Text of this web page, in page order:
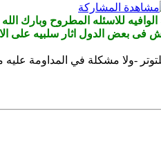
للاسئله المطروح وبارك
بعض الدول اثار سلبيه على
-ولا مشكلة في المداومة